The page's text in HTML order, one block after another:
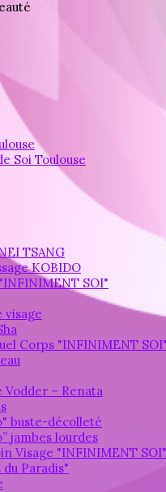
Soi Toulouse
TSANG
KOBIDO
SOI"
visage
Corps "INFINIMENT
Vodder – Renata
buste-décolleté
jambes lourdes
Visage "INFINIMENT SOI"
Paradis"